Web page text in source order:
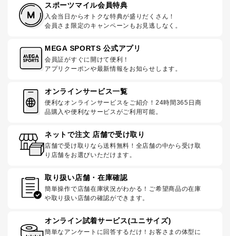
スポーツマイル会員特典
入会当日からオトクな特典が盛りだくさん！
会員さま限定のキャンペーンもお見逃しなく。
MEGA SPORTS 公式アプリ
会員証がすぐに開けて便利！
アプリクーポンや最新情報をお知らせします。
オンラインサービス一覧
便利なオンラインサービスをご紹介！24時間365日商
品購入や便利なサービスがご利用可能。
ネットで注文 店舗で受け取り
店舗で受け取りなら送料無料！全店舗の中から受け取
り店舗をお選びいただけます。
取り扱い店舗・在庫確認
簡単操作で店舗在庫状況がわかる！ご希望商品の在庫
や取り扱い店舗の確認ができます。
オンライン試着サービス(ユニサイズ)
簡単なアンケートに回答するだけ！お客さまの体型に